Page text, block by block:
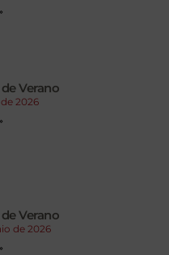
Verano
2026
Verano
de 2026